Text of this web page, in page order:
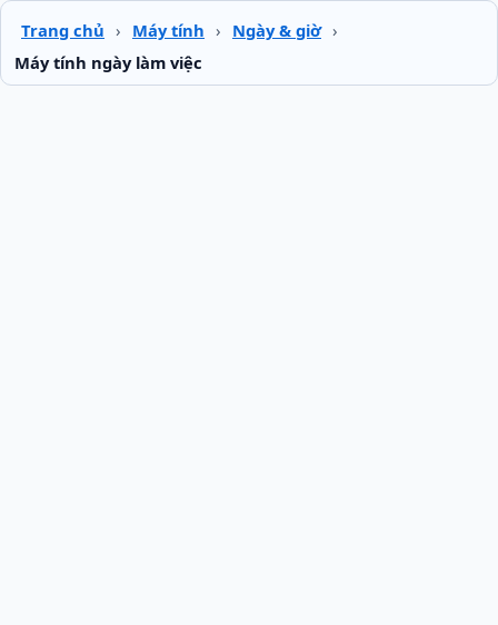
Trang chủ › Máy tính › Ngày & giờ ›
Máy tính ngày làm việc